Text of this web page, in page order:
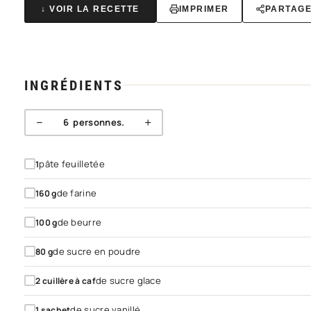
↓ VOIR LA RECETTE IMPRIMER
INGRÉDIENTS
− 6personnes. +
1pâte feuilletée
160gde farine
100gde beurre
80 gde sucre en poudre
2cuillère à cafde sucre glace